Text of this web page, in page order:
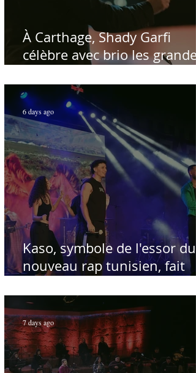
À Carthage, Shady Garfi
célèbre avec brio les grandes
Par Sofien Manaï
Kaso, symbole de l'essor du
nouveau rap tunisien, fait
international de Sfax - Par
Sofien Manaï
6 days ago
7 days ago